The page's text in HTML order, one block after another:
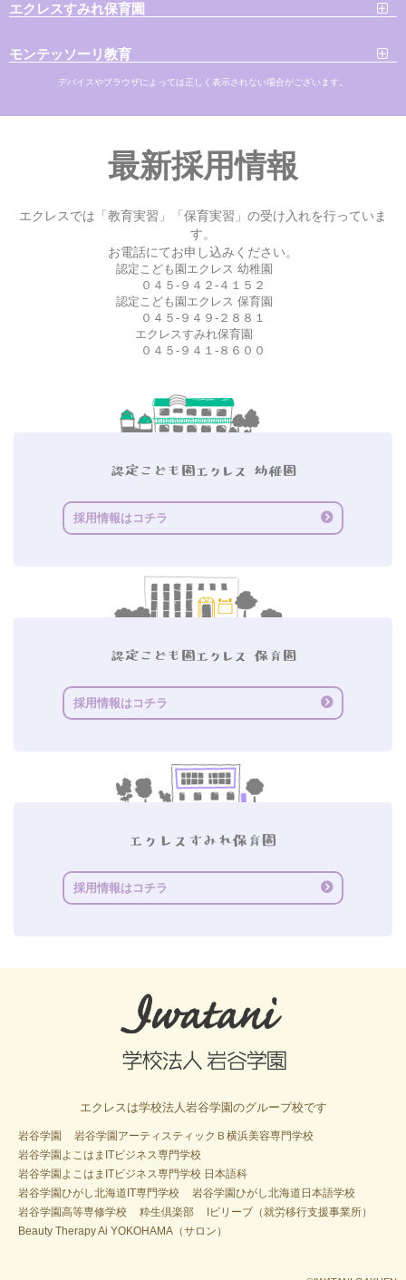
エクレスすみれ保育園
モンテッソーリ教育
デバイスやブラウザによっては正しく表示されない場合がございます。
最新採用情報
エクレスでは「教育実習」「保育実習」の受け入れを行っていま
す。
お電話にてお申し込みください。
認定こども園エクレス 幼稚園
０４５-９４２-４１５２
認定こども園エクレス 保育園
０４５-９４９-２８８１
エクレスすみれ保育園
０４５-９４１-８６００
採用情報はコチラ
採用情報はコチラ
採用情報はコチラ
エクレスは学校法人岩谷学園のグループ校です
岩谷学園
岩谷学園アーティスティックＢ横浜美容専門学校
岩谷学園よこはまITビジネス専門学校
岩谷学園よこはまITビジネス専門学校 日本語科
岩谷学園ひがし北海道IT専門学校
岩谷学園ひがし北海道日本語学校
岩谷学園高等専修学校
粋生倶楽部
Iビリーブ（就労移行支援事業所）
Beauty Therapy Ai YOKOHAMA（サロン）